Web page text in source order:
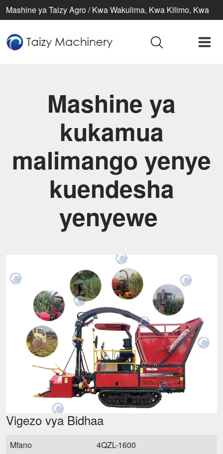
Mashine ya Taizy Agro / Kwa Wakulima, Kwa Kilimo, Kwa
Mashine ya
kukamua
malimango yenye
kuendesha
yenyewe
Vigezo vya Bidhaa
Mfano
4QZL-1600